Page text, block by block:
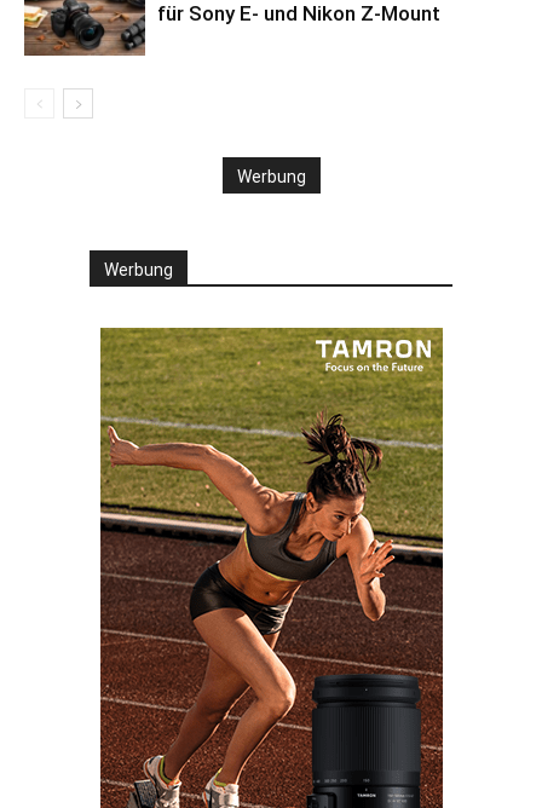
für Sony E- und Nikon Z-Mount
Werbung
Werbung